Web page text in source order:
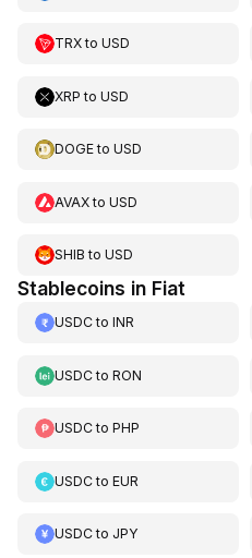
TRXto USD
XRP to USD
DOGEto USD
AVAXto USD
SHIB to USD
Stablecoins in Fiat
USDCto INR
USDCto RON
USDCto PHP
USDCto EUR
USDCto JPY